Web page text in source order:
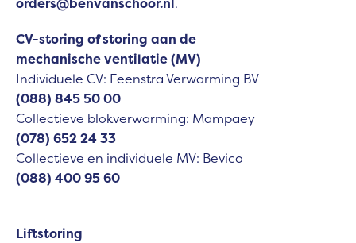
CV-storing of storing aan de
mechanische ventilatie (MV)
Individuele CV: Feenstra Verwarming BV
(088) 845 50 00
Collectieve blokverwarming: Mampaey
(078) 652 24 33
Collectieve en individuele MV: Bevico
(088) 400 95 60
Liftstoring